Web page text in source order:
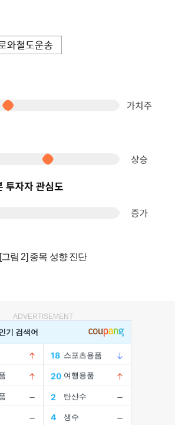
[그림 2] 종목 성향 진단
ADVERTISEMENT